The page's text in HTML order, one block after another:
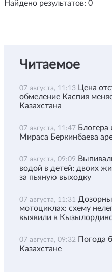
Найдено результатов: 0
Читаемое
07 августа, 11:13 Цена
обмеление Каспия
Казахстана
07 августа, 11:47
Мираса Беркинбаева
07 августа, 09:09
водой в детей: двоих
за пьяную выходку
07 августа, 11:31
мотоциклах: схему
выявили в
07 августа, 09:32 Погода
Казахстане